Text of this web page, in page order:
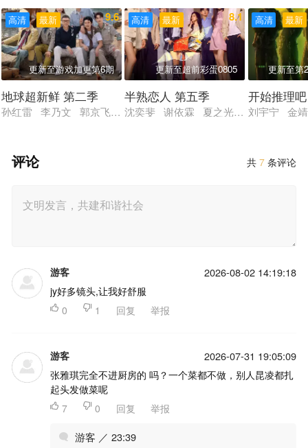
最新
高清 9.6
更新至游戏加更第6期
地球超新鲜 第二季
孙红雷 李乃文 郭京飞 刘宇宁 龚俊 陈星旭 王玉雯 林一
最新
高清 8.1
更新至超前彩蛋0805
半熟恋人 第五季
沈奕斐 谢依霖 夏之光 张纯烨 董璇
最新
高清
更新至第
开始推理
刘宇宁 金
共7 条评论
评论
游客 2026-08-02 14:19:18
jy好多镜头,让我好舒服
 0  1 回复 举报
游客 2026-07-31 19:05:09
张雅琪完全不进厨房的 吗？一个菜都不做，别人昆凌都扎
起头发做菜呢
 7  0 回复 举报
游客 ／ 23:39